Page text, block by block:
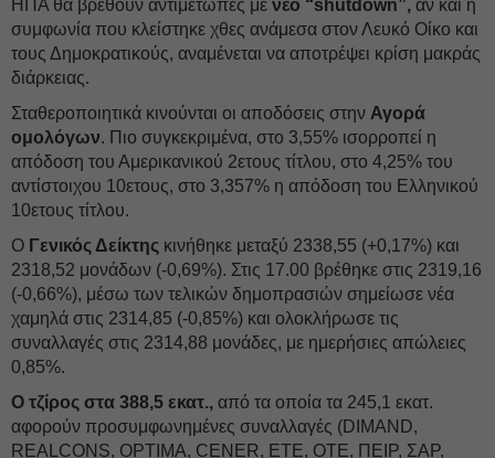
ΗΠΑ θα βρεθούν αντιμέτωπες με νέο “shutdown”, αν και η
συμφωνία που κλείστηκε χθες ανάμεσα στον Λευκό Οίκο και
τους Δημοκρατικούς, αναμένεται να αποτρέψει κρίση μακράς
διάρκειας.
Σταθεροποιητικά κινούνται οι αποδόσεις στην Αγορά
ομολόγων. Πιο συγκεκριμένα, στο 3,55% ισορροπεί η
απόδοση του Αμερικανικού 2ετους τίτλου, στο 4,25% του
αντίστοιχου 10ετους, στο 3,357% η απόδοση του Ελληνικού
10ετους τίτλου.
Ο Γενικός Δείκτης κινήθηκε μεταξύ 2338,55 (+0,17%) και
2318,52 μονάδων (-0,69%). Στις 17.00 βρέθηκε στις 2319,16
(-0,66%), μέσω των τελικών δημοπρασιών σημείωσε νέα
χαμηλά στις 2314,85 (-0,85%) και ολοκλήρωσε τις
συναλλαγές στις 2314,88 μονάδες, με ημερήσιες απώλειες
0,85%.
Ο τζίρος στα 388,5 εκατ., από τα οποία τα 245,1 εκατ.
αφορούν προσυμφωνημένες συναλλαγές (DIMAND,
REALCONS, OPTIMA, CENER, ΕΤΕ, ΟΤΕ, ΠΕΙΡ, ΣΑΡ,